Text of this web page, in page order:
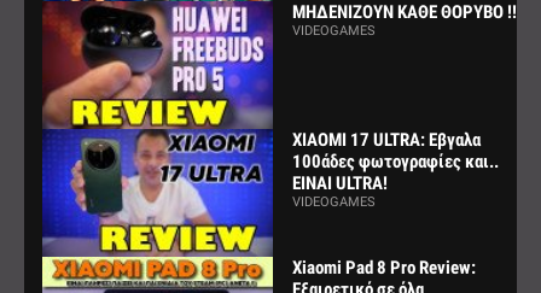
ΜΗΔΕΝΙΖΟΥΝ ΚΑΘΕ ΘΟΡΥΒΟ !!!
VIDEOGAMES
XIAOMI 17 ULTRA: Εβγαλα
100άδες φωτογραφίες και..
ΕΙΝΑΙ ULTRA!
VIDEOGAMES
Xiaomi Pad 8 Pro Review: